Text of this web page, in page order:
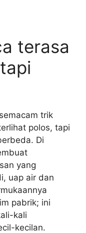
terasa
trik
polos, tapi
Di
yang
uap air dan
pabrik; ini
kali
kecilan.